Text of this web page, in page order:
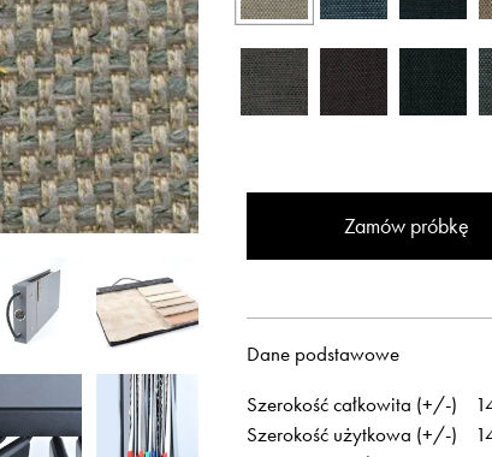
Newsletter
ISSUUOtwiera link w nowej karcie
Otwiera link w
Otwiera link w
Zamów próbkę
Dane podstawowe
Szerokość całkowita (+/-)
Szerokość użytkowa (+/-)